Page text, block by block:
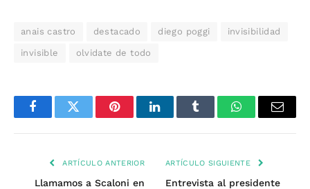
anais castro destacado diego poggi invisibilidad
invisible olvidate de todo
FacebookTwitter PinterestLinkedInTumblr WhatsAppEmail
ARTÍCULO ANTERIOR
Llamamos a Scaloni en
ARTÍCULO SIGUIENTE
Entrevista al presidente